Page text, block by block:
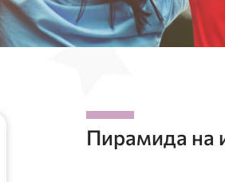
Пирамида на